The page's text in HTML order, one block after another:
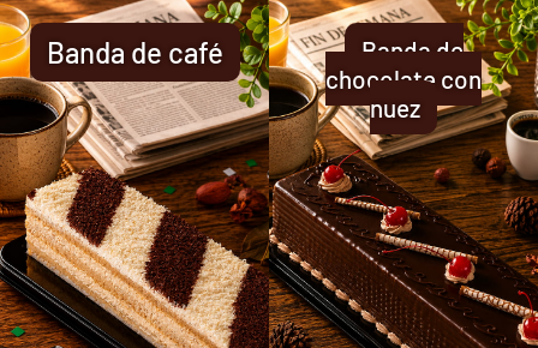
Banda de café
Banda de
chocolate con
nuez